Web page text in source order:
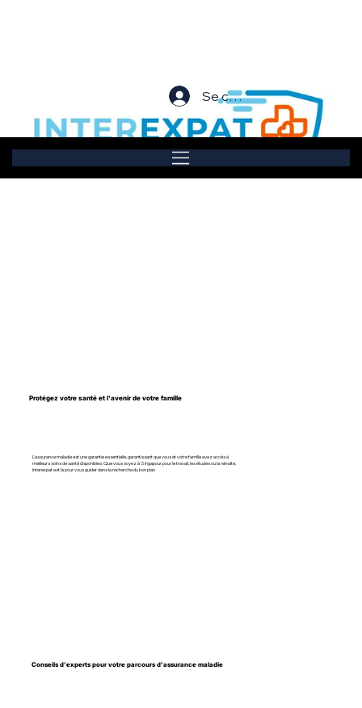
Se connecter
Protégez votre santé et l'avenir de votre famille
L'assurance maladie est une garantie essentielle, garantissant que vous et votre famille avez accès à
meilleurs soins de santé disponibles. Que vous soyez à Singapour pour le travail, les études ou la retraite,
Interexpat est là pour vous guider dans la recherche du bon plan
Conseils d'experts pour votre parcours d'assurance maladie